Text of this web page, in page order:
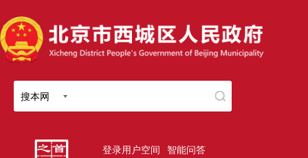
搜本网
登录用户空间 智能问答